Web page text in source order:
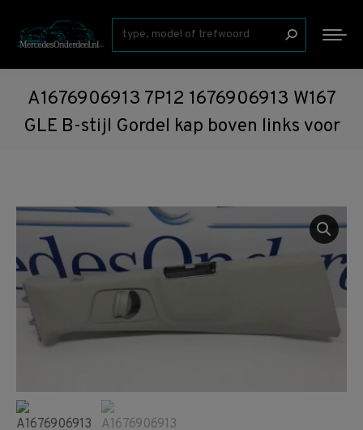
Zoeken:
A1676906913 7P12 1676906913 W167
GLE B-stijl Gordel kap boven links voor